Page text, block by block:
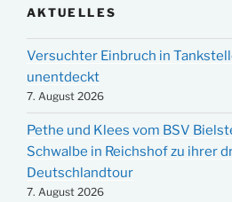
AKTUELLES
Versuchter Einbruch in
unentdeckt
7. August 2026
Pethe und Klees vom BSV
Schwalbe in Reichshof zu ihrer
Deutschlandtour
7. August 2026